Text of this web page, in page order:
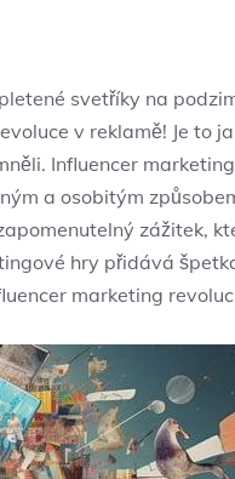
svetříky na
v reklamě! Je to
Influencer
a osobitým
zážitek,
hry přidává
marketing